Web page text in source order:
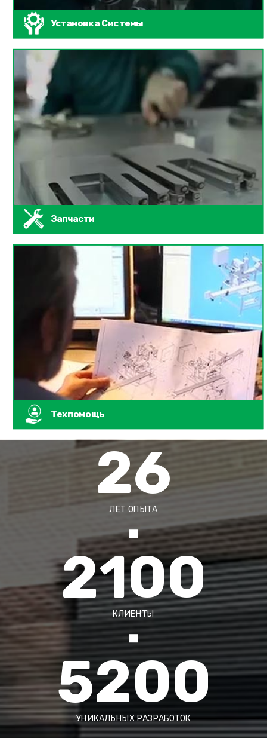
Установка Системы
Запчасти
Техпомощь
26
ЛЕТ ОПЫТА
2100
КЛИЕНТЫ
5200
УНИКАЛЬНЫХ РАЗРАБОТОК